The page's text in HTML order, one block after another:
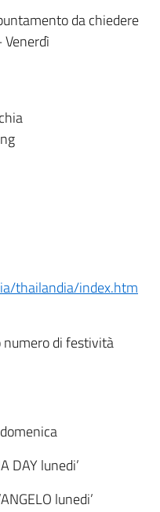
da chiedere
thailandia/index.htm
numero di festività
DAY lunedi’
lunedi’